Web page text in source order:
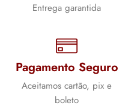
Entrega garantida
Pagamento Seguro
Aceitamos cartão, pix e
boleto